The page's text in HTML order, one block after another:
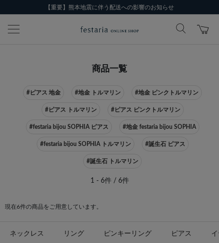
【重要】熊本地震に伴う配送への影響のお知らせ
商品一覧
#ピアス 地金 #地金 トルマリン #地金 ピンクトルマリン
#ピアス トルマリン #ピアス ピンクトルマリン
#festaria bijou SOPHIA ピアス #地金 festaria bijou SOPHIA
#festaria bijou SOPHIA トルマリン #誕生石 ピアス
#誕生石 トルマリン
1 - 6件 / 6件
現在6件の商品をご用意しています。
ネックレス リング ピンキーリング ピアス